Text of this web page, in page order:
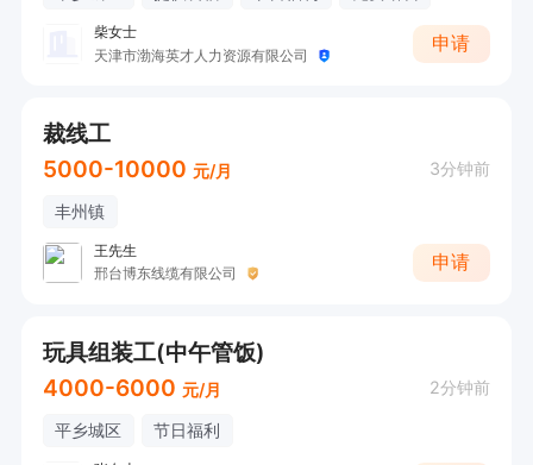
柴女士
天津市渤海英才人力资源有限公司
申请
裁线工
5000-10000 元/月 3分钟前
丰州镇
王先生
邢台博东线缆有限公司
申请
玩具组装工(中午管饭)
4000-6000 元/月 2分钟前
平乡城区 节日福利